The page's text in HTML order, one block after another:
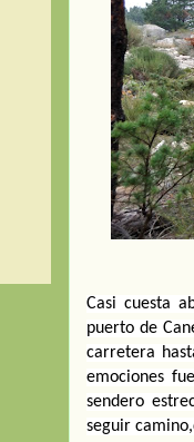
Casi cuesta
puerto de
carretera
emociones
sendero
seguir